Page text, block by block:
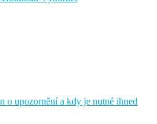
o upozornění a kdy je nutné ihned